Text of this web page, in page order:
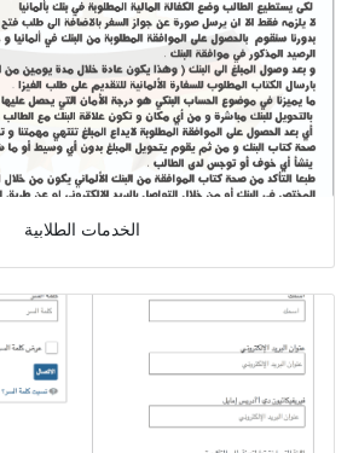
الخدمات الطلابية